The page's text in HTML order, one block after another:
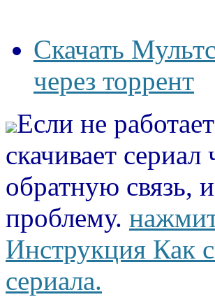
Скачать
через торрент
Если не
скачивает
обратную связь,
проблему.
Инструкция Как
сериала.